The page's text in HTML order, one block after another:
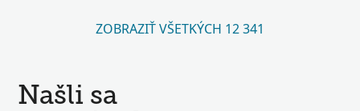
ZOBRAZIŤ VŠETKÝCH 12 341
Našli sa